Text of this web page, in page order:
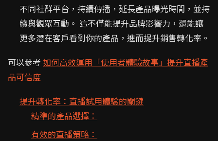
不同社群平台，持續傳播，延長產品曝光時間，並持
續與觀眾互動。 這不僅能提升品牌影響力，還能讓
更多潛在客戶看到你的產品，進而提升銷售轉化率。
可以參考 如何高效運用「使用者體驗故事」提升直播產
品可信度
提升轉化率：直播試用體驗的關鍵
精準的產品選擇：
有效的直播策略：